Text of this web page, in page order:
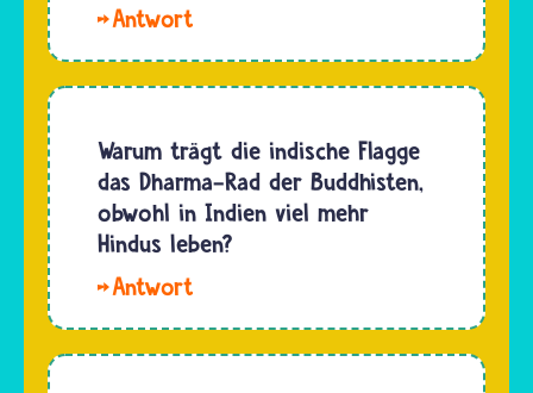
glauben,
gibt es
mehrere
für eine…
Religion
Menschen
ihren
Glauben
auf sehr
Art und
Weise.
Das
Warum trägt die indische Flagge
das Dharma-Rad der Buddhisten,
obwohl in Indien viel mehr
Hindus leben?
der Mitte